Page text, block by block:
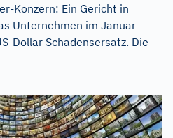
Konzern: Ein Gericht in
Unternehmen im Januar
Dollar Schadensersatz. Die